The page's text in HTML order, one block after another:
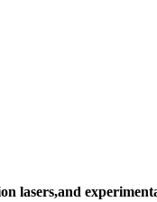
lasers,and